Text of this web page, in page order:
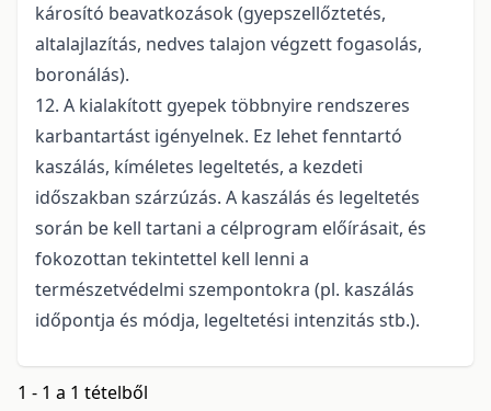
károsító beavatkozások (gyepszellőztetés,
altalajlazítás, nedves talajon végzett fogasolás,
boronálás).
12. A kialakított gyepek többnyire rendszeres
karbantartást igényelnek. Ez lehet fenntartó
kaszálás, kíméletes legeltetés, a kezdeti
időszakban szárzúzás. A kaszálás és legeltetés
során be kell tartani a célprogram előírásait, és
fokozottan tekintettel kell lenni a
természetvédelmi szempontokra (pl. kaszálás
időpontja és módja, legeltetési intenzitás stb.).
1 - 1 a 1 tételből